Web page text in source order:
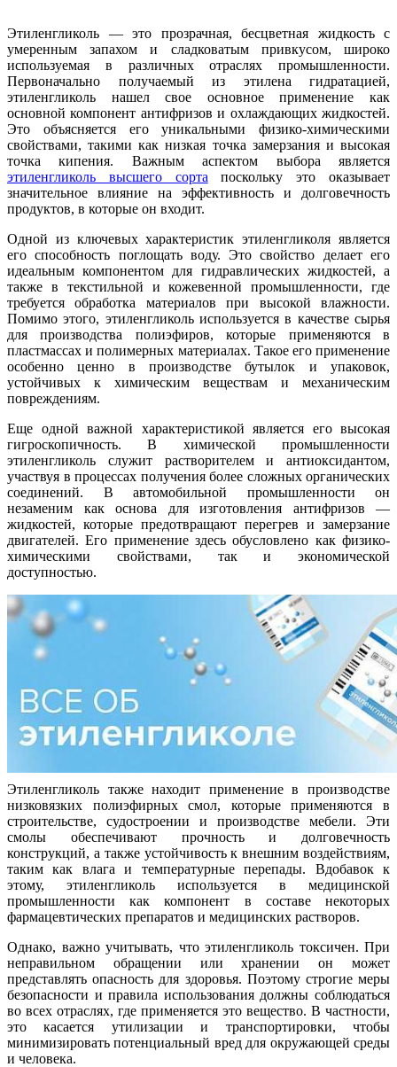
Этиленгликоль — это прозрачная, бесцветная жидкость с
умеренным запахом и сладковатым привкусом, широко
используемая в различных отраслях промышленности.
Первоначально получаемый из этилена гидратацией,
этиленгликоль нашел свое основное применение как
основной компонент антифризов и охлаждающих жидкостей.
Это объясняется его уникальными физико-химическими
свойствами, такими как низкая точка замерзания и высокая
точка кипения. Важным аспектом выбора является
этиленгликоль высшего сорта поскольку это оказывает
значительное влияние на эффективность и долговечность
продуктов, в которые он входит.
Одной из ключевых характеристик этиленгликоля является
его способность поглощать воду. Это свойство делает его
идеальным компонентом для гидравлических жидкостей, а
также в текстильной и кожевенной промышленности, где
требуется обработка материалов при высокой влажности.
Помимо этого, этиленгликоль используется в качестве сырья
для производства полиэфиров, которые применяются в
пластмассах и полимерных материалах. Такое его применение
особенно ценно в производстве бутылок и упаковок,
устойчивых к химическим веществам и механическим
повреждениям.
Еще одной важной характеристикой является его высокая
гигроскопичность. В химической промышленности
этиленгликоль служит растворителем и антиоксидантом,
участвуя в процессах получения более сложных органических
соединений. В автомобильной промышленности он
незаменим как основа для изготовления антифризов —
жидкостей, которые предотвращают перегрев и замерзание
двигателей. Его применение здесь обусловлено как физико-
химическими свойствами, так и экономической
доступностью.
Этиленгликоль также находит применение в производстве
низковязких полиэфирных смол, которые применяются в
строительстве, судостроении и производстве мебели. Эти
смолы обеспечивают прочность и долговечность
конструкций, а также устойчивость к внешним воздействиям,
таким как влага и температурные перепады. Вдобавок к
этому, этиленгликоль используется в медицинской
промышленности как компонент в составе некоторых
фармацевтических препаратов и медицинских растворов.
Однако, важно учитывать, что этиленгликоль токсичен. При
неправильном обращении или хранении он может
представлять опасность для здоровья. Поэтому строгие меры
безопасности и правила использования должны соблюдаться
во всех отраслях, где применяется это вещество. В частности,
это касается утилизации и транспортировки, чтобы
минимизировать потенциальный вред для окружающей среды
и человека.